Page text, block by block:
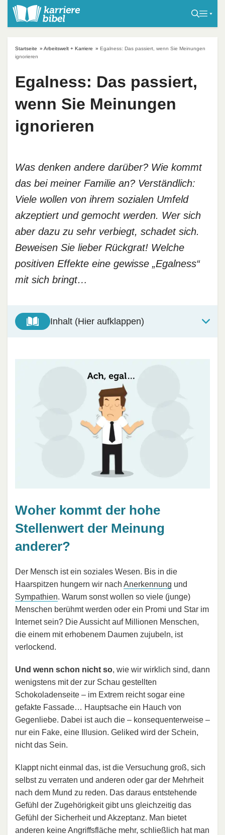
Startseite » Arbeitswelt + Karriere » Egalness: Das passiert, wenn Sie Meinungen
ignorieren
Egalness: Das passiert,
wenn Sie Meinungen
ignorieren
Was denken andere darüber? Wie kommt
das bei meiner Familie an? Verständlich:
Viele wollen von ihrem sozialen Umfeld
akzeptiert und gemocht werden. Wer sich
aber dazu zu sehr verbiegt, schadet sich.
Beweisen Sie lieber Rückgrat! Welche
positiven Effekte eine gewisse „Egalness“
mit sich bringt…
Inhalt (Hier aufklappen)
Woher kommt der hohe
Stellenwert der Meinung
anderer?
Der Mensch ist ein soziales Wesen. Bis in die
Haarspitzen hungern wir nach Anerkennung und
Sympathien. Warum sonst wollen so viele (junge)
Menschen berühmt werden oder ein Promi und Star im
Internet sein? Die Aussicht auf Millionen Menschen,
die einem mit erhobenem Daumen zujubeln, ist
verlockend.
Und wenn schon nicht so, wie wir wirklich sind, dann
wenigstens mit der zur Schau gestellten
Schokoladenseite – im Extrem reicht sogar eine
gefakte Fassade… Hauptsache ein Hauch von
Gegenliebe. Dabei ist auch die – konsequenterweise –
nur ein Fake, eine Illusion. Geliked wird der Schein,
nicht das Sein.
Klappt nicht einmal das, ist die Versuchung groß, sich
selbst zu verraten und anderen oder gar der Mehrheit
nach dem Mund zu reden. Das daraus entstehende
Gefühl der Zugehörigkeit gibt uns gleichzeitig das
Gefühl der Sicherheit und Akzeptanz. Man bietet
anderen keine Angriffsfläche mehr, schließlich hat man